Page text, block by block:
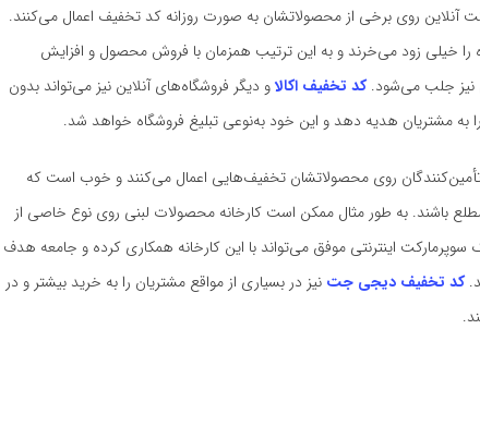
آنلاین روی برخی از محصولاتشان به صورت روزانه کد تخفیف اعمال می‌کنند.
خیلی زود می‌خرند و به این ترتیب همزمان با فروش محصول و افزایش
نیز جلب می‌شود.کد تخفیف اکالاو دیگر فروشگاه‌های آنلاین نیز می‌تواند بدون
به مشتریان هدیه دهد و این خود به‌نوعی تبلیغ فروشگاه خواهد شد.
روی محصولاتشان تخفیف‌هایی اعمال می‌کنند و خوب است که
باشند. به طور مثال ممکن است کارخانه محصولات لبنی روی نوع خاصی از
اینترنتی موفق می‌تواند با این کارخانه همکاری کرده و جامعه هدف
کد تخفیف دیجی جت نیز در بسیاری از مواقع مشتریان را به خرید بیشتر و در